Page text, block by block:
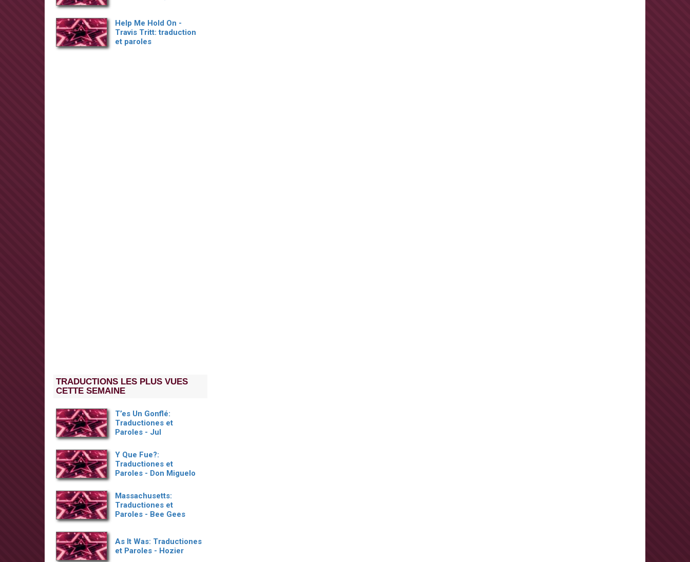
Help Me Hold On -
Travis Tritt: traduction
et paroles
TRADUCTIONS LES PLUS VUES
CETTE SEMAINE
T’es Un Gonflé:
Traductiones et
Paroles - Jul
Y Que Fue?:
Traductiones et
Paroles - Don Miguelo
Massachusetts:
Traductiones et
Paroles - Bee Gees
As It Was: Traductiones
et Paroles - Hozier